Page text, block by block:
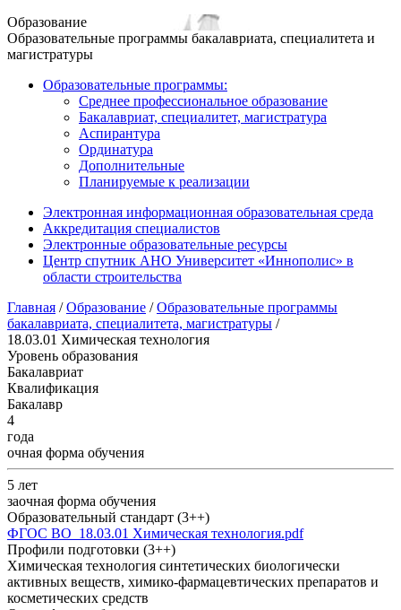
Образование
Образовательные программы бакалавриата, специалитета и
магистратуры
Образовательные программы:
Среднее профессиональное образование
Бакалавриат, специалитет, магистратура
Аспирантура
Ординатура
Дополнительные
Планируемые к реализации
Электронная информационная образовательная среда
Аккредитация специалистов
Электронные образовательные ресурсы
Центр спутник АНО Университет «Иннополис» в
области строительства
Главная /Образование /Образовательные программы
бакалавриата, специалитета, магистратуры /
18.03.01 Химическая технология
Уровень образования
Бакалавриат
Квалификация
Бакалавр
4
года
очная форма обучения
5 лет
заочная форма обучения
Образовательный стандарт (3++)
ФГОС ВО_18.03.01 Химическая технология.pdf
Профили подготовки (3++)
Химическая технология синтетических биологически
активных веществ, химико-фармацевтических препаратов и
косметических средств